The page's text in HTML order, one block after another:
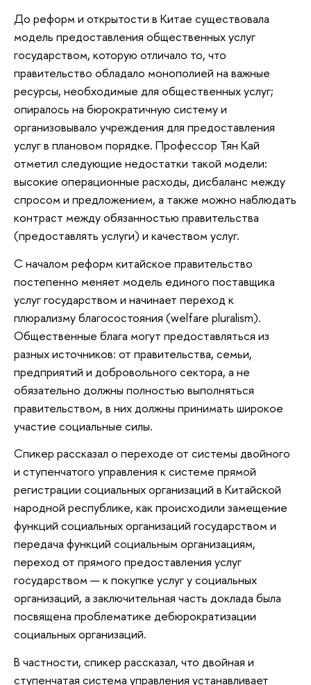
До реформ и открытости в Китае существовала
модель предоставления общественных услуг
государством, которую отличало то, что
правительство обладало монополией на важные
ресурсы, необходимые для общественных услуг;
опиралось на бюрократичную систему и
организовывало учреждения для предоставления
услуг в плановом порядке. Профессор Тян Кай
отметил следующие недостатки такой модели:
высокие операционные расходы, дисбаланс между
спросом и предложением, а также можно наблюдать
контраст между обязанностью правительства
(предоставлять услуги) и качеством услуг.
С началом реформ китайское правительство
постепенно меняет модель единого поставщика
услуг государством и начинает переход к
плюрализму благосостояния (welfare pluralism).
Общественные блага могут предоставляться из
разных источников: от правительства, семьи,
предприятий и добровольного сектора, а не
обязательно должны полностью выполняться
правительством, в них должны принимать широкое
участие социальные силы.
Спикер рассказал о переходе от системы двойного
и ступенчатого управления к системе прямой
регистрации социальных организаций в Китайской
народной республике, как происходили замещение
функций социальных организаций государством и
передача функций социальным организациям,
переход от прямого предоставления услуг
государством — к покупке услуг у социальных
организаций, а заключительная часть доклада была
посвящена проблематике дебюрократизации
социальных организаций.
В частности, спикер рассказал, что двойная и
ступенчатая система управления устанавливает